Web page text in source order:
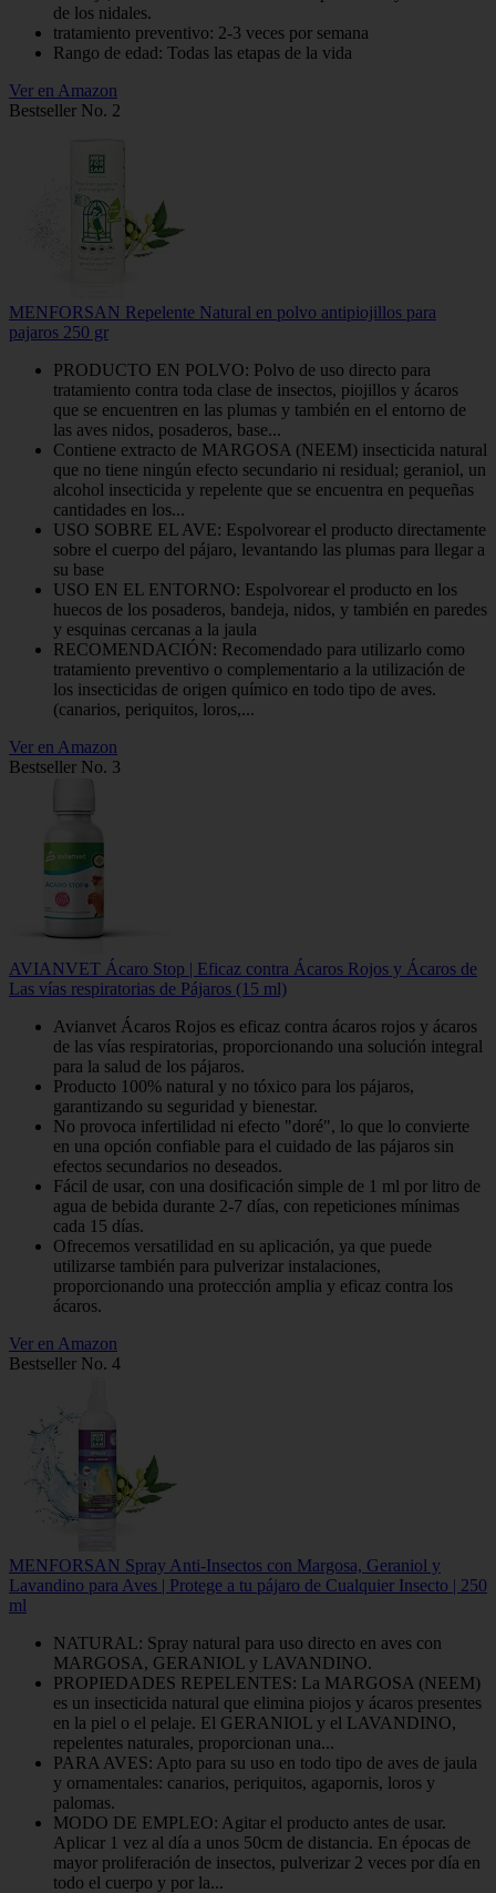
de los nidales.
tratamiento preventivo: 2-3 veces por semana
Rango de edad: Todas las etapas de la vida
Ver en Amazon
Bestseller No. 2
MENFORSAN Repelente Natural en polvo antipiojillos para
pajaros 250 gr
PRODUCTO EN POLVO: Polvo de uso directo para
tratamiento contra toda clase de insectos, piojillos y ácaros
que se encuentren en las plumas y también en el entorno de
las aves nidos, posaderos, base...
Contiene extracto de MARGOSA (NEEM) insecticida natural
que no tiene ningún efecto secundario ni residual; geraniol, un
alcohol insecticida y repelente que se encuentra en pequeñas
cantidades en los...
USO SOBRE EL AVE: Espolvorear el producto directamente
sobre el cuerpo del pájaro, levantando las plumas para llegar a
su base
USO EN EL ENTORNO: Espolvorear el producto en los
huecos de los posaderos, bandeja, nidos, y también en paredes
y esquinas cercanas a la jaula
RECOMENDACIÓN: Recomendado para utilizarlo como
tratamiento preventivo o complementario a la utilización de
los insecticidas de origen químico en todo tipo de aves.
(canarios, periquitos, loros,...
Ver en Amazon
Bestseller No. 3
AVIANVET Ácaro Stop | Eficaz contra Ácaros Rojos y Ácaros de
Las vías respiratorias de Pájaros (15 ml)
Avianvet Ácaros Rojos es eficaz contra ácaros rojos y ácaros
de las vías respiratorias, proporcionando una solución integral
para la salud de los pájaros.
Producto 100% natural y no tóxico para los pájaros,
garantizando su seguridad y bienestar.
No provoca infertilidad ni efecto "doré", lo que lo convierte
en una opción confiable para el cuidado de las pájaros sin
efectos secundarios no deseados.
Fácil de usar, con una dosificación simple de 1 ml por litro de
agua de bebida durante 2-7 días, con repeticiones mínimas
cada 15 días.
Ofrecemos versatilidad en su aplicación, ya que puede
utilizarse también para pulverizar instalaciones,
proporcionando una protección amplia y eficaz contra los
ácaros.
Ver en Amazon
Bestseller No. 4
MENFORSAN Spray Anti-Insectos con Margosa, Geraniol y
Lavandino para Aves | Protege a tu pájaro de Cualquier Insecto | 250
ml
NATURAL: Spray natural para uso directo en aves con
MARGOSA, GERANIOL y LAVANDINO.
PROPIEDADES REPELENTES: La MARGOSA (NEEM)
es un insecticida natural que elimina piojos y ácaros presentes
en la piel o el pelaje. El GERANIOL y el LAVANDINO,
repelentes naturales, proporcionan una...
PARA AVES: Apto para su uso en todo tipo de aves de jaula
y ornamentales: canarios, periquitos, agapornis, loros y
palomas.
MODO DE EMPLEO: Agitar el producto antes de usar.
Aplicar 1 vez al día a unos 50cm de distancia. En épocas de
mayor proliferación de insectos, pulverizar 2 veces por día en
todo el cuerpo y por la...